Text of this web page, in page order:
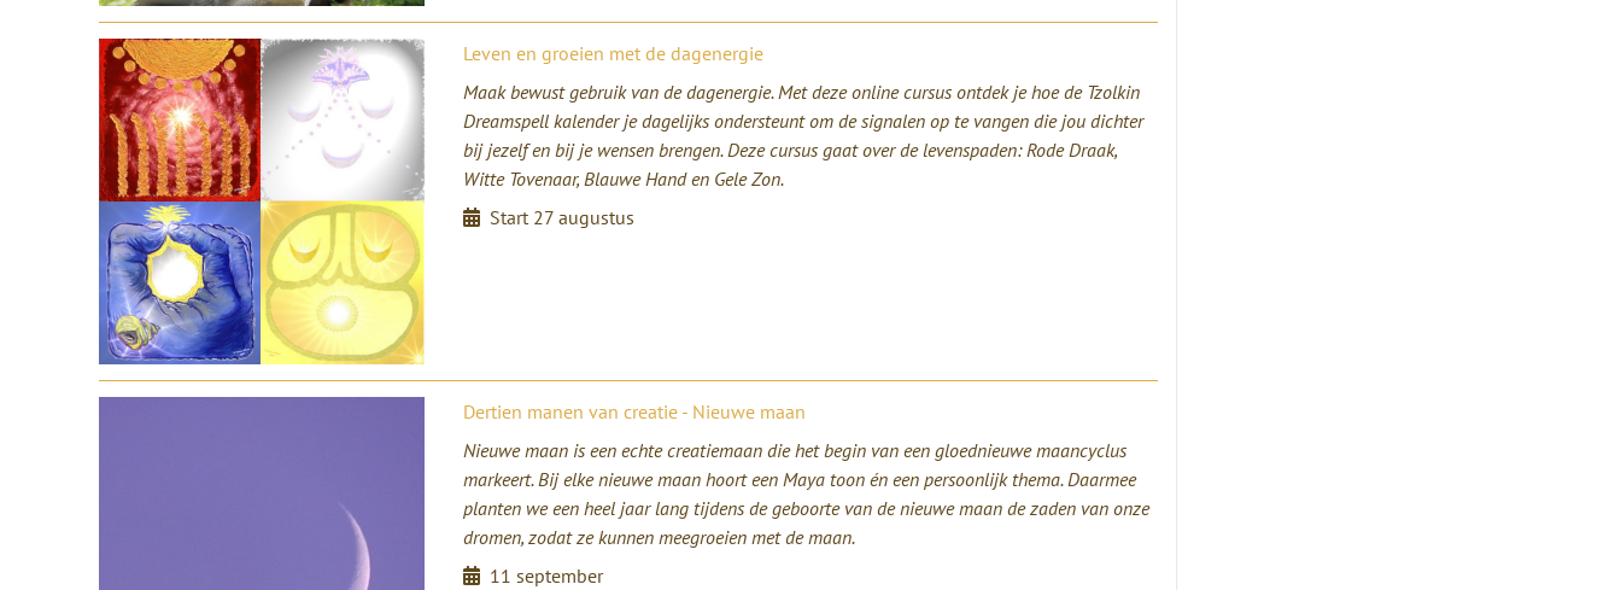
Leven en groeien met de dagenergie
Maak bewust gebruik van de dagenergie. Met deze online cursus ontdek je hoe de Tzolkin
Dreamspell kalender je dagelijks ondersteunt om de signalen op te vangen die jou dichter
bij jezelf en bij je wensen brengen. Deze cursus gaat over de levenspaden: Rode Draak,
Witte Tovenaar, Blauwe Hand en Gele Zon.
Start 27 augustus
Dertien manen van creatie - Nieuwe maan
Nieuwe maan is een echte creatiemaan die het begin van een gloednieuwe maancyclus
markeert. Bij elke nieuwe maan hoort een Maya toon én een persoonlijk thema. Daarmee
planten we een heel jaar lang tijdens de geboorte van de nieuwe maan de zaden van onze
dromen, zodat ze kunnen meegroeien met de maan.
11 september